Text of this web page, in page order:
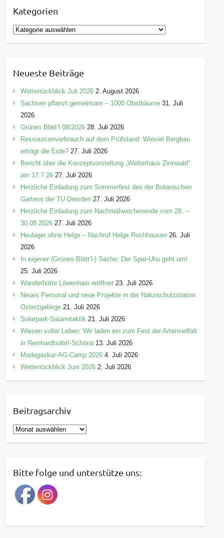
Kategorien
K
a
g
o
r
e
n
Neueste Beiträge
Wetterrückblick Juli 2026 2. August 2026
Sachsen pflanzt gemeinsam – 1000 Obstbäume 31. Juli
2026
Grünes Blätt’l 08/2026 28. Juli 2026
Ressourcenverbrauch auf dem Prüfstand: Wieviel Bergbau
erträgt die Erde? 27. Juli 2026
Bericht über die Konzeptvorstellung „Wetterhaus Zinnwald“
am 17.7.26 27. Juli 2026
Herzliche Einladung zum Sommerfest des der Botanischen
Gartens der TU Dresden 27. Juli 2026
Herzliche Einladung zum Nachmähwochenende vom 28. –
30.08.2026 27. Juli 2026
Heulager ohne Helge – Nachruf Helge Rochhausen 26. Juli
2026
In eigener (Grünes-Blätt’l-) Sache: Der Spar-Uhu geht um!
25. Juli 2026
Wanderhütte Löwenhain eröffnet 23. Juli 2026
Neues Personal und neue Projekte in der Naturschutzstation
Osterzgebirge 21. Juli 2026
Solarpark-Salamitaktik 21. Juli 2026
Wiesen voller Leben: Wir laden ein zum Fest der Artenvielfalt
in Reinhardtsdorf-Schöna 13. Juli 2026
Madagaskar-AG-Camp 2026 4. Juli 2026
Wetterrückblick Juni 2026 2. Juli 2026
Beitragsarchiv
B
e
r
a
g
a
Bitte folge und unterstütze uns: